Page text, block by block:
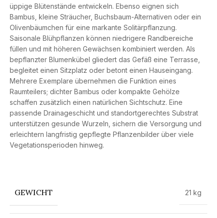
üppige Blütenstände entwickeln. Ebenso eignen sich
Bambus, kleine Sträucher, Buchsbaum-Alternativen oder ein
Olivenbäumchen für eine markante Solitärpflanzung.
Saisonale Blühpflanzen können niedrigere Randbereiche
füllen und mit höheren Gewächsen kombiniert werden. Als
bepflanzter Blumenkübel gliedert das Gefäß eine Terrasse,
begleitet einen Sitzplatz oder betont einen Hauseingang.
Mehrere Exemplare übernehmen die Funktion eines
Raumteilers; dichter Bambus oder kompakte Gehölze
schaffen zusätzlich einen natürlichen Sichtschutz. Eine
passende Drainageschicht und standortgerechtes Substrat
unterstützen gesunde Wurzeln, sichern die Versorgung und
erleichtern langfristig gepflegte Pflanzenbilder über viele
Vegetationsperioden hinweg.
GEWICHT 21 kg